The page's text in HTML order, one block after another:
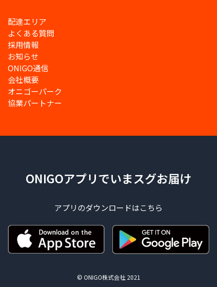
配達エリア
よくある質問
採用情報
お知らせ
ONIGO通信
会社概要
オニゴーパーク
協業パートナー
ONIGOアプリでいまスグお届け
アプリのダウンロードはこちら
© ONIGO株式会社 2021